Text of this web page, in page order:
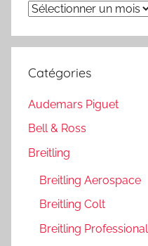
Archives
Catégories
Audemars Piguet
Bell & Ross
Breitling
Breitling Aerospace
Breitling Colt
Breitling Professional